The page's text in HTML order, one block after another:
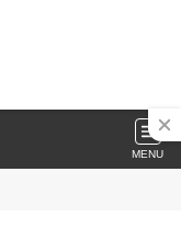
MENU